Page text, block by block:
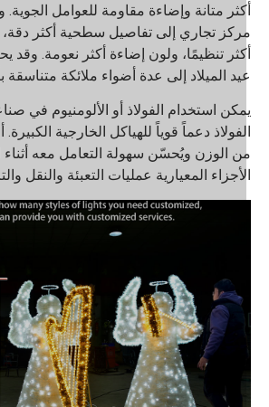
متانة وإضاءة مقاومة للعوامل الجوية.
تجاري إلى تفاصيل سطحية أكثر دقة،
تنظيمًا، ولون إضاءة أكثر نعومة. وقد
الميلاد إلى عدة أضواء ملائكة متناسقة
استخدام الفولاذ أو الألومنيوم في صناعة
دعماً قوياً للهياكل الخارجية الكبيرة. أما
الوزن ويُحسّن سهولة التعامل معه أثناء
المعيارية عمليات التعبئة والنقل